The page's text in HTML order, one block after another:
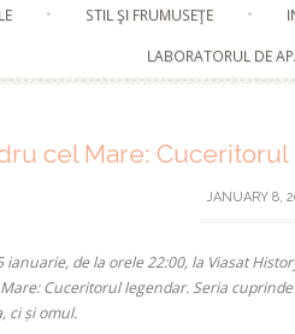
STIL ŞI FRUMUSEŢE
LABORATORUL DE
cel Mare:
JANUARY 8,
de la orele 22:00, la Viasat
Cuceritorul legendar. Seria
ci și omul.